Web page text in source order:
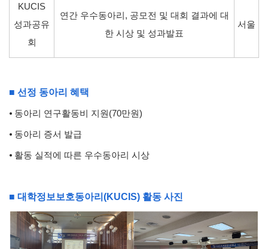
KUCIS
성과공유
회
연간 우수동아리, 공모전 및 대회 결과에 대
한 시상 및 성과발표
서울
■ 선정 동아리 혜택
⦁ 동아리 연구활동비 지원(70만원)
⦁ 동아리 증서 발급
⦁ 활동 실적에 따른 우수동아리 시상
■ 대학정보보호동아리(KUCIS) 활동 사진